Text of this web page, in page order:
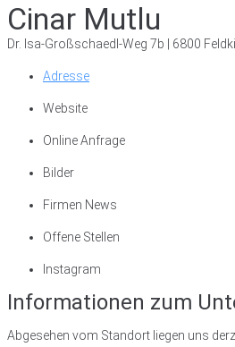
Cinar Mutlu
Dr. Isa-Großschaedl-Weg 7b | 6800
Adresse
Website
Online Anfrage
Bilder
Firmen News
Offene Stellen
Instagram
Informationen zum
Abgesehen vom Standort liegen uns